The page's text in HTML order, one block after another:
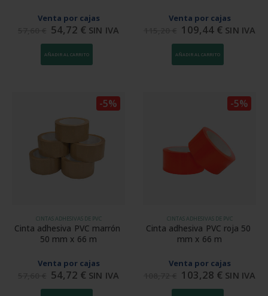
Venta por cajas
54,72 € SIN IVA
AÑADIR AL CARRITO
Venta por cajas
109,44 € SIN IVA
AÑADIR AL CARRITO
CINTAS ADHESIVAS DE PVC
Cinta adhesiva PVC marrón
50 mm x 66 m
Venta por cajas
54,72 € SIN IVA
-5%
CINTAS ADHESIVAS DE PVC
Cinta adhesiva PVC roja 50
mm x 66 m
Venta por cajas
103,28 € SIN IVA
-5%